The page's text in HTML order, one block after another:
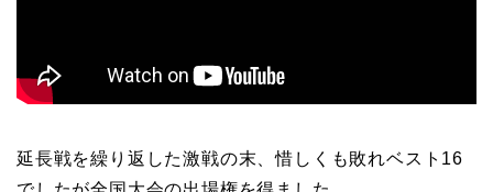
延長戦を繰り返した激戦の末、惜しくも敗れベスト16